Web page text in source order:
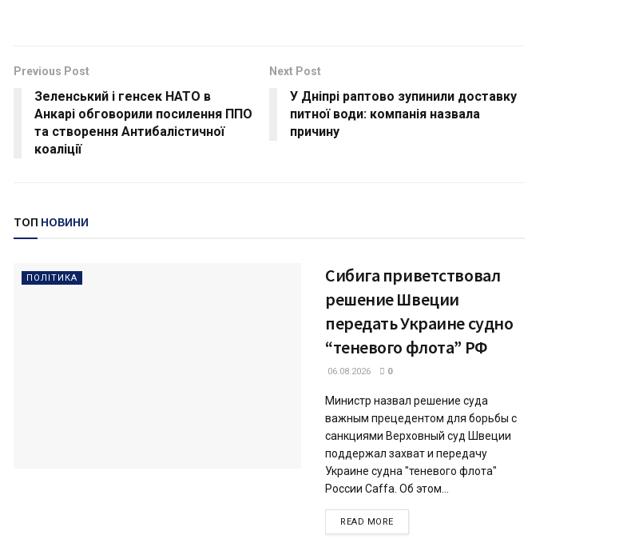
Previous Post
Зеленський і генсек НАТО в
Анкарі обговорили посилення ППО
та створення Антибалістичної
коаліції
Next Post
У Дніпрі раптово зупинили доставку
питної води: компанія назвала
причину
ТОП НОВИНИ
ПОЛІТИКА
Сибига приветствовал
решение Швеции
передать Украине судно
“теневого флота” РФ
06.08.2026 0
Министр назвал решение суда
важным прецедентом для борьбы с
санкциями Верховный суд Швеции
поддержал захват и передачу
Украине судна "теневого флота"
России Caffa. Об этом...
READ MOREDETAILS